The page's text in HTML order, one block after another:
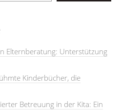
Elternberatung: Unterstützung
Kinderbücher, die
Betreuung in der Kita: Ein